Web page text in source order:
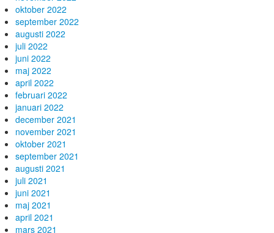
oktober 2022
september 2022
augusti 2022
juli 2022
juni 2022
maj 2022
april 2022
februari 2022
januari 2022
december 2021
november 2021
oktober 2021
september 2021
augusti 2021
juli 2021
juni 2021
maj 2021
april 2021
mars 2021